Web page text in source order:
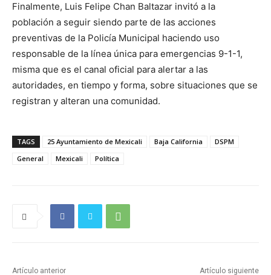
Finalmente, Luis Felipe Chan Baltazar invitó a la
población a seguir siendo parte de las acciones
preventivas de la Policía Municipal haciendo uso
responsable de la línea única para emergencias 9-1-1,
misma que es el canal oficial para alertar a las
autoridades, en tiempo y forma, sobre situaciones que se
registran y alteran una comunidad.
TAGS 25 Ayuntamiento de Mexicali Baja California
DSPM
General
Mexicali Política
Artículo anterior Artículo siguiente